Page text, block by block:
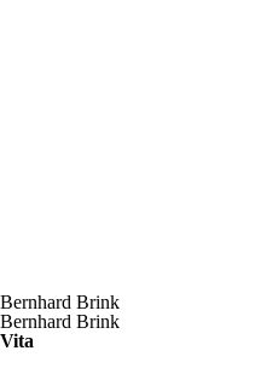
Bernhard Brink
Bernhard Brink
Vita